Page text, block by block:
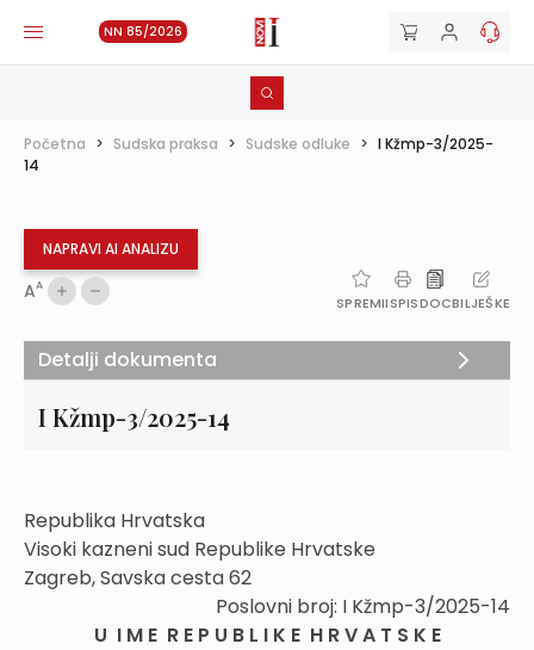
NN 85/2026
Početna > Sudska praksa > Sudske odluke > I Kžmp-3/2025-
14
NAPRAVI AI ANALIZU
AA
SPREMIISPISDOCBILJEŠKE
I Kžmp-3/2025-14
Republika Hrvatska
Visoki kazneni sud Republike Hrvatske
Zagreb, Savska cesta 62
Poslovni broj: I Kžmp-3/2025-14
U I M E R E P U B L I K E H R V A T S K E
Detalji dokumenta